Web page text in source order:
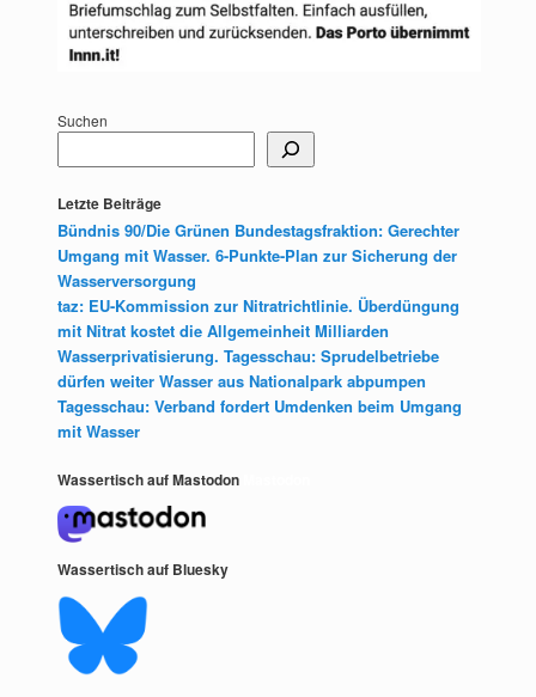
Suchen
Letzte Beiträge
Bündnis 90/Die Grünen Bundestagsfraktion: Gerechter
Umgang mit Wasser. 6-Punkte-Plan zur Sicherung der
Wasserversorgung
taz: EU-Kommission zur Nitratrichtlinie. Überdüngung
mit Nitrat kostet die Allgemeinheit Milliarden
Wasserprivatisierung. Tagesschau: Sprudelbetriebe
dürfen weiter Wasser aus Nationalpark abpumpen
Tagesschau: Verband fordert Umdenken beim Umgang
mit Wasser
Wassertisch auf Mastodon
Wassertisch auf Bluesky